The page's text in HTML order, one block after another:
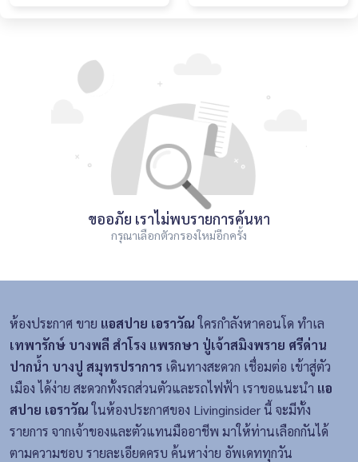
ขออภัย เราไม่พบรายการค้นหา
กรุณาเลือกตัวกรองใหม่อีกครั้ง
ห้องประกาศ ขาย แอสปาย เอราวัณใครกำลังหาคอนโด ทำเล
เทพารักษ์ บางพลี สำโรง แพรกษา ปู่เจ้าสมิงพราย ศรีด่าน
ปากน้ำ บางปู สมุทรปราการ เดินทางสะดวก เชื่อมต่อ เข้าสู่ตัว
เมือง ได้ง่าย สะดวกทั้งรถส่วนตัวและรถไฟฟ้า เราขอแนะนำ แอ
สปาย เอราวัณในห้องประกาศของ Livinginsider นี้ จะมีทั้ง
รายการ จากเจ้าของและตัวแทนมืออาชีพ มาให้ท่านเลือกกันได้
ตามความชอบ รายละเอียดครบ ค้นหาง่าย อัพเดททุกวัน